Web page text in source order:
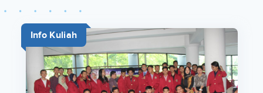
Info Kuliah